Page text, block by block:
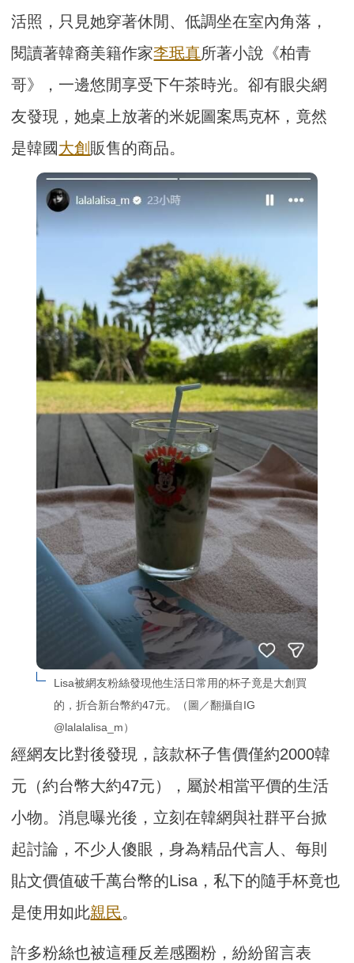
活照，只見她穿著休閒、低調坐在室內角落，
閱讀著韓裔美籍作家李珉真所著小說《柏青
哥》，一邊悠閒享受下午茶時光。卻有眼尖網
友發現，她桌上放著的米妮圖案馬克杯，竟然
是韓國大創 販售的商品。
Lisa被網友粉絲發現他生活日常用的杯子竟是大創買
的，折合新台幣約47元。（圖／翻攝自IG
@lalalalisa_m）
經網友比對後發現，該款杯子售價僅約2000韓
元（約台幣大約47元），屬於相當平價的生活
小物。消息曝光後，立刻在韓網與社群平台掀
起討論，不少人傻眼，身為精品代言人、每則
貼文價值破千萬台幣的Lisa，私下的隨手杯竟也
是使用如此親民。
許多粉絲也被這種反差感圈粉，紛紛留言表